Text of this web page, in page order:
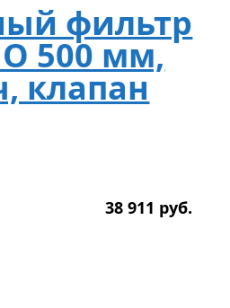
фильтр
500 мм,
клапан
38 911 руб.